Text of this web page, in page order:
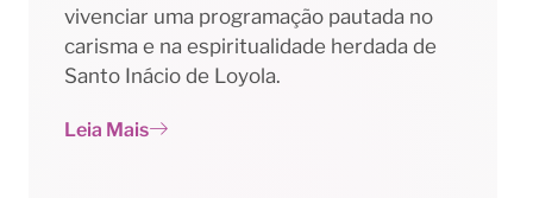
vivenciar uma programação pautada no
carisma e na espiritualidade herdada de
Santo Inácio de Loyola.
Leia Mais